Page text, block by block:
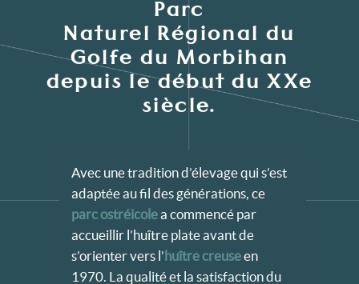
Parc
Naturel Régional du
Golfe du Morbihan
depuis le début du XXe
siècle.
Avec une tradition d’élevage qui s’est
adaptée au fil des générations, ce
parc ostréicolea commencé par
accueillir l’huître plate avant de
s’orienter vers l’ huître creuseen
1970. La qualité et la satisfaction du